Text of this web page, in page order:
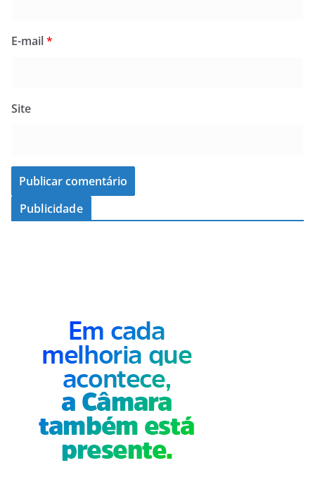
E-mail*
Site
Publicidade